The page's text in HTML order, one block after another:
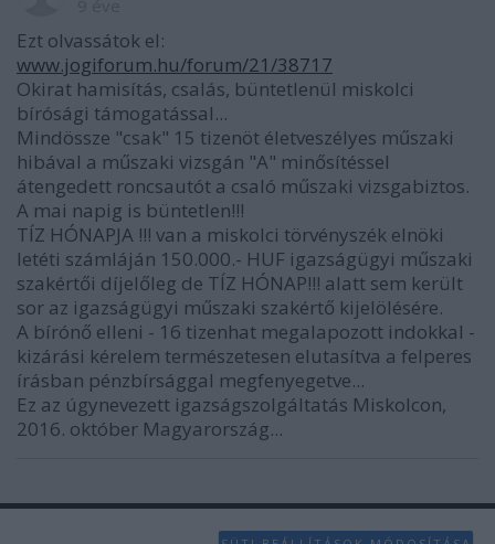
Ezt olvassátok el:
www.jogiforum.hu/forum/21/38717
Okirat hamisítás, csalás, büntetlenül miskolci
bírósági támogatással...
Mindössze "csak" 15 tizenöt életveszélyes műszaki
hibával a műszaki vizsgán "A" minősítéssel
átengedett roncsautót a csaló műszaki vizsgabiztos.
A mai napig is büntetlen!!!
TÍZ HÓNAPJA !!! van a miskolci törvényszék elnöki
letéti számláján 150.000.- HUF igazságügyi műszaki
szakértői díjelőleg de TÍZ HÓNAP!!! alatt sem került
sor az igazságügyi műszaki szakértő kijelölésére.
A bírónő elleni - 16 tizenhat megalapozott indokkal -
kizárási kérelem természetesen elutasítva a felperes
írásban pénzbírsággal megfenyegetve...
Ez az úgynevezett igazságszolgáltatás Miskolcon,
2016. október Magyarország...